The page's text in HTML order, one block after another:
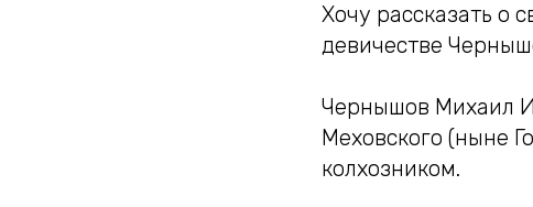
Хочу рассказать о
девичестве
Чернышов Михаил
Меховского (ныне
колхозником.